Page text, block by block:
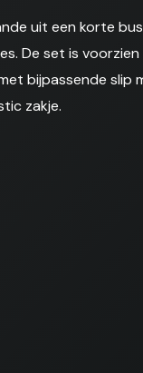
uit een korte
De set is
bijpassende slip
zakje.